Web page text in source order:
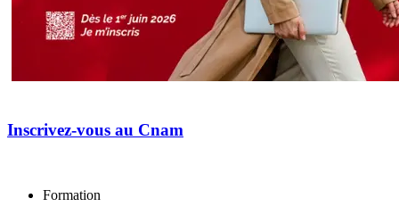
Inscrivez-vous au Cnam
Formation